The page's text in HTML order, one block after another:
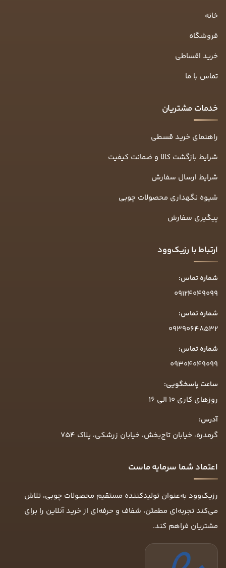
خانه
فروشگاه
خرید اقساطی
تماس با ما
خدمات مشتریان
راهنمای خرید قسطی
شرایط بازگشت کالا و ضمانت کیفیت
شرایط ارسال سفارش
شیوه نگهداری محصولات چوبی
پیگیری سفارش
ارتباط با رزیک‌وود
شماره تماس:
09124049099
شماره تماس:
09390648532
شماره تماس:
09304049099
ساعت پاسخگویی:
روزهای کاری ۱۰ الی ۱۶
آدرس:
گرمدره، خیابان تاج‌بخش، خیابان زرشکی، پلاک ۷۵۴
اعتماد شما سرمایه ماست
رزیک‌وود به‌عنوان تولیدکننده مستقیم محصولات چوبی، تلاش
می‌کند تجربه‌ای مطمئن، شفاف و حرفه‌ای از خرید آنلاین را برای
مشتریان فراهم کند.